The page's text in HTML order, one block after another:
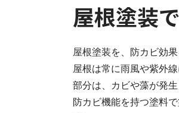
屋根塗装
屋根塗装を、防カビ効
屋根は常に雨風や紫外
部分は、カビや藻が発
防カビ機能を持つ塗料